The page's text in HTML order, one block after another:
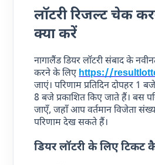
लॉटरी रिजल्ट चेक
क्या करें
नागालैंड डियर लॉटरी संबाद के
करने के लिएhttps://
जाएं। परिणाम प्रतिदिन दोपहर 1
8 बजे प्रकाशित किए जाते हैं। बस
जाएँ, जहाँ आप वर्तमान विजेता
परिणाम देख सकते हैं।
डियर लॉटरी के लिए टिकट